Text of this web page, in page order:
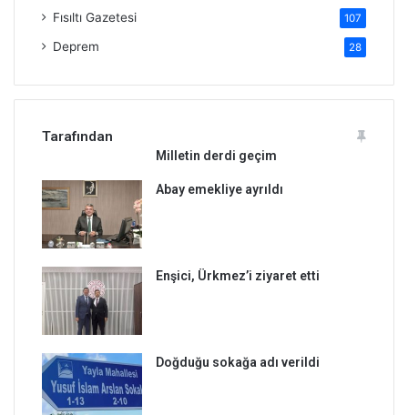
Fısıltı Gazetesi 107
Deprem 28
Tarafından
Milletin derdi geçim
Abay emekliye ayrıldı
Enşici, Ürkmez’i ziyaret etti
Doğduğu sokağa adı verildi